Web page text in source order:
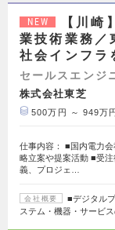
NEW
【川崎
業技術業務／
社会インフラ
セールスエンジ
株式会社東芝
500万円 ～ 949万
仕事内容： ■国内電力
略立案や提案活動 ■受
義、プロジェ…
会社概要
■デジタル
ステム・機器・サービ